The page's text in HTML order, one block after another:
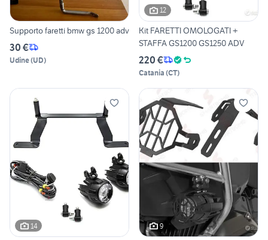
Supporto faretti bmw gs 1200 adv
30 €
Udine(UD)
12
Kit FARETTI OMOLOGATI +
STAFFA GS1200 GS1250 ADV
220 €
Catania (CT)
14 9